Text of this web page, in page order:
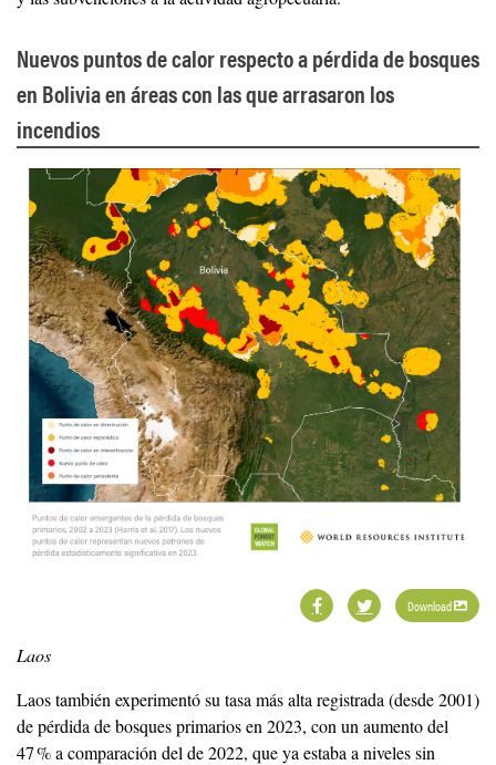
Nuevos puntos de calor respecto a pérdida de bosques
en Bolivia en áreas con las que arrasaron los
incendios
Download
Laos
Laos también experimentó su tasa más alta registrada (desde 2001)
de pérdida de bosques primarios en 2023, con un aumento del
47 % a comparación del de 2022, que ya estaba a niveles sin